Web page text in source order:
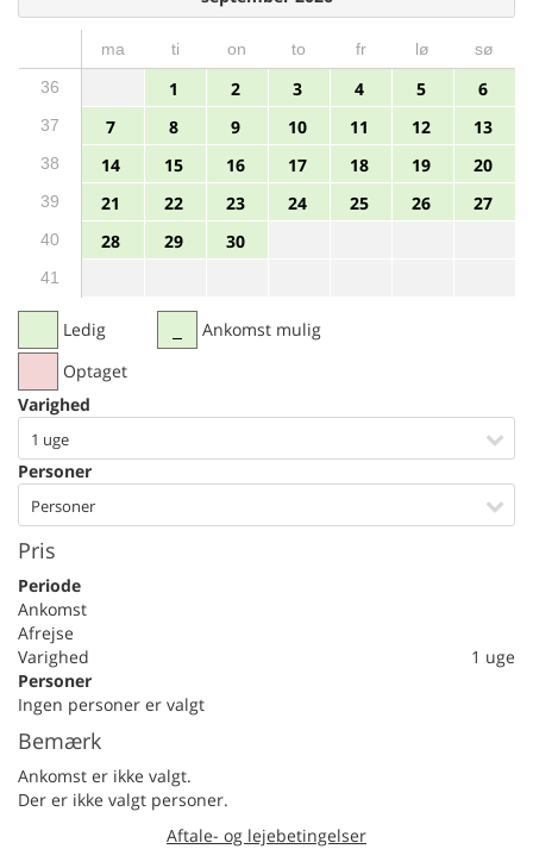
ma ti on to fr lø
sø
36
1 2 3 4 5 6
37 7 8 9 10 11 12 13
38 14 15 16 17 18 19 20
39 21 22 23 24 25 26 27
40 28 29 30
41
Ledig
Optaget
Ankomst mulig
Varighed
1 uge
Personer
Personer
Pris
Periode
Ankomst
Afrejse
Varighed
1 uge
Personer
Ingen personer er valgt
Bemærk
Ankomst er ikke valgt.
Der er ikke valgt personer.
Aftale- og lejebetingelser